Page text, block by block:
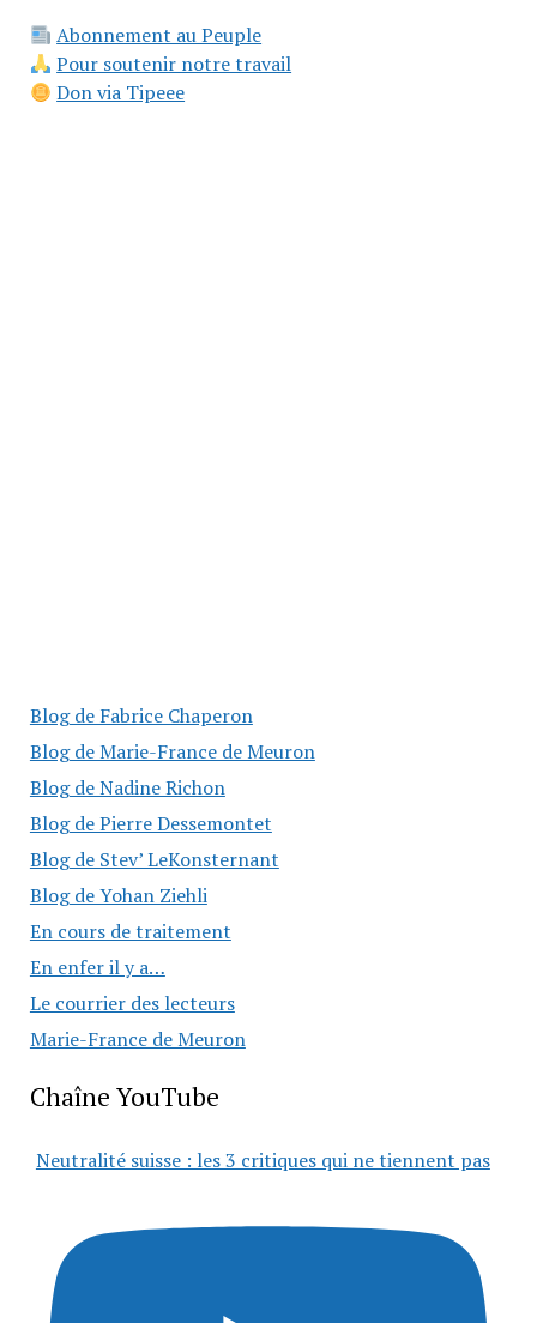
Abonnement au Peuple
Pour soutenir notre travail
Don via Tipeee
Blog de Fabrice Chaperon
Blog de Marie-France de Meuron
Blog de Nadine Richon
Blog de Pierre Dessemontet
Blog de Stev’ LeKonsternant
Blog de Yohan Ziehli
En cours de traitement
En enfer il y a…
Le courrier des lecteurs
Marie-France de Meuron
Chaîne YouTube
Neutralité suisse : les 3 critiques qui ne tiennent pas